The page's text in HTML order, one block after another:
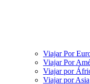
Viajar Por
Viajar Por
Viajar por
Viajar por Asia